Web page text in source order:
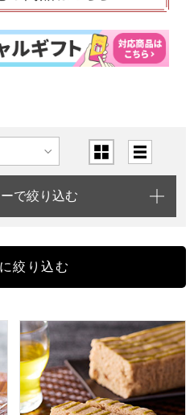
表示切替
で絞り込む
入【年間ギフト】
小男鹿本舗 冨士屋 小男鹿 半